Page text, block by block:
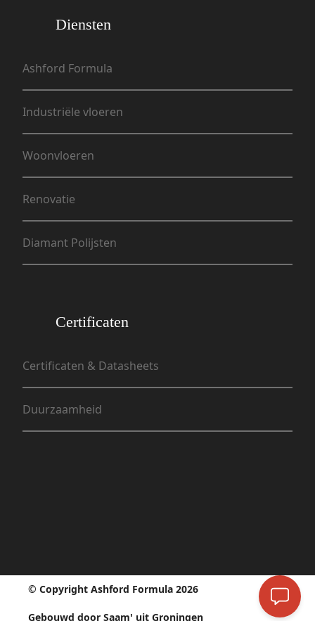
Diensten
Ashford Formula
Industriële vloeren
Woonvloeren
Renovatie
Diamant Polijsten
Certificaten
Certificaten & Datasheets
Duurzaamheid
© Copyright Ashford Formula 2026
Gebouwd door Saam' uit Groningen